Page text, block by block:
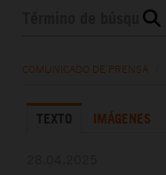
LA EMPRESA
COMUNICADO DE PRENSA
TEXTO IMÁGENES